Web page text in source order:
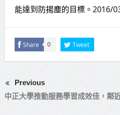
能達到防揚塵的目標。2016/
Share 0 Tweet
Previous
中正大學推動服務學習成效佳，鄰